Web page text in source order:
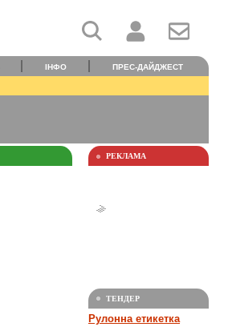
ІНФО ПРЕС-ДАЙДЖЕСТ
РЕКЛАМА
ТЕНДЕР
Рулонна етикетка